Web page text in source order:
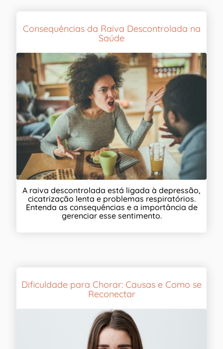
Consequências da Raiva Descontrolada na
Saúde
A raiva descontrolada está ligada à depressão,
cicatrização lenta e problemas respiratórios.
Entenda as consequências e a importância de
gerenciar esse sentimento.
Dificuldade para Chorar: Causas e Como se
Reconectar